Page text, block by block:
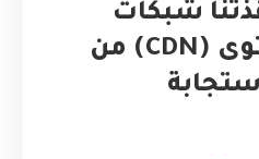
شبكات
توصيل المحتوى (CDN) من